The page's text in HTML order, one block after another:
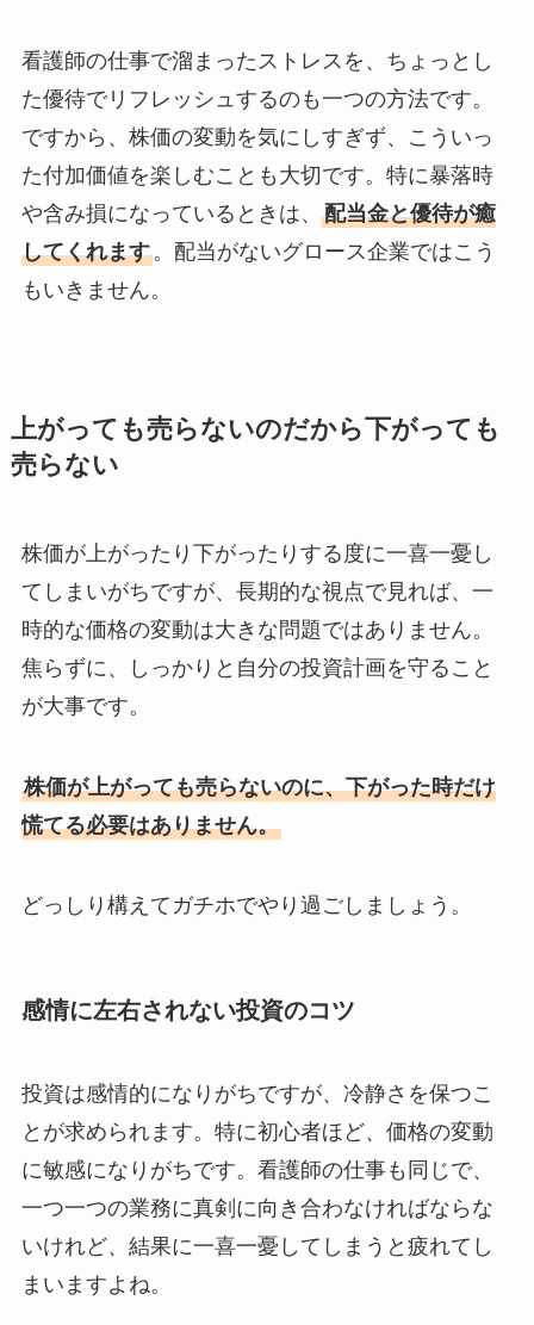
看護師の仕事で溜まったストレスを、ちょっとし
た優待でリフレッシュするのも一つの方法です。
ですから、株価の変動を気にしすぎず、こういっ
た付加価値を楽しむことも大切です。特に暴落時
や含み損になっているときは、 配当金と優待が癒
してくれます。配当がないグロース企業ではこう
もいきません。
上がっても売らないのだから下がっても
売らない
株価が上がったり下がったりする度に一喜一憂し
てしまいがちですが、長期的な視点で見れば、一
時的な価格の変動は大きな問題ではありません。
焦らずに、しっかりと自分の投資計画を守ること
が大事です。
株価が上がっても売らないのに、下がった時だけ
慌てる必要はありません。
どっしり構えてガチホでやり過ごしましょう。
感情に左右されない投資のコツ
投資は感情的になりがちですが、冷静さを保つこ
とが求められます。特に初心者ほど、価格の変動
に敏感になりがちです。看護師の仕事も同じで、
一つ一つの業務に真剣に向き合わなければならな
いけれど、結果に一喜一憂してしまうと疲れてし
まいますよね。